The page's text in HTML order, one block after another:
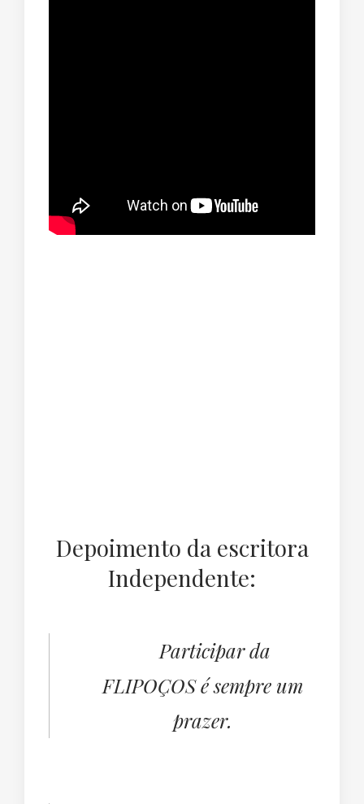
Depoimento da escritora
Independente:
Participar da
FLIPOÇOS é sempre um
prazer.